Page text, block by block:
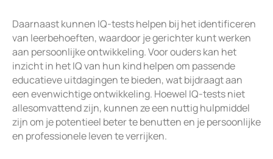
Daarnaast kunnen IQ-tests helpen bij het identificeren
van leerbehoeften, waardoor je gerichter kunt werken
aan persoonlijke ontwikkeling. Voor ouders kan het
inzicht in het IQ van hun kind helpen om passende
educatieve uitdagingen te bieden, wat bijdraagt aan
een evenwichtige ontwikkeling. Hoewel IQ-tests niet
allesomvattend zijn, kunnen ze een nuttig hulpmiddel
zijn om je potentieel beter te benutten en je persoonlijke
en professionele leven te verrijken.